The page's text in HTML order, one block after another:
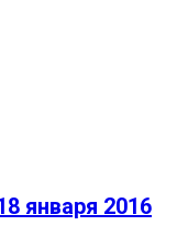
января 2016